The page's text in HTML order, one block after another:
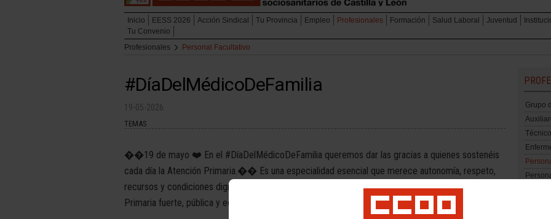
Inicio EESS 2026 Acción Sindical Tu Provincia Empleo Profesionales Formación Salud Laboral Juventud
Tu Convenio
Profesionales
Personal Facultativo
#DíaDelMédicoDeFamilia
19-05-2026
TEMAS
��19 de mayo ❤️ En el #DíaDelMédicoDeFamilia queremos dar las gracias a quienes sostenéis
cada día la Atención Primaria.�� Es una especialidad esencial que merece autonomía, respeto,
recursos y condiciones dignas.�� Defender la Medicina de Familia es defender una Atención
Primaria fuerte, pública y equitativa.#SinTiSacylNoFunciona #CCOOsemueve
Grupo